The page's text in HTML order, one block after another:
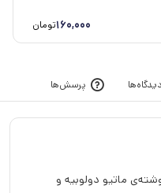
160,000تومان
دیدگاه‌ها پرسش‌ها
ماتیو دولوبیه و